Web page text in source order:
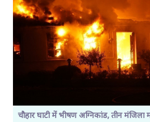
चौहार घाटी में भीषण अग्निकांड, तीन